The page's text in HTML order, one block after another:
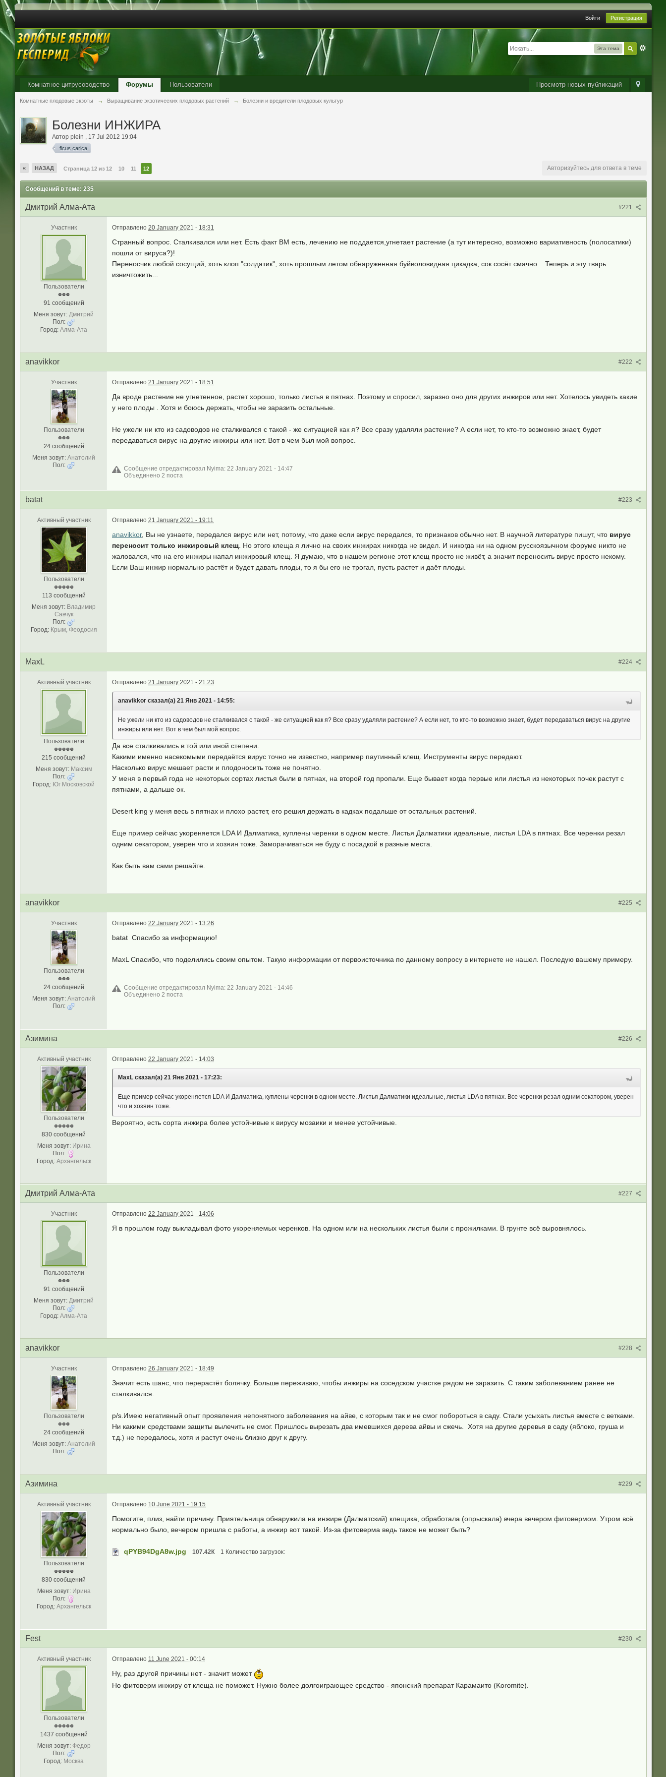
Войти Регистрация
Эта тема
Просмотр новых публикаций
Комнатное цитрусоводство Форумы Пользователи
Комнатные плодовые экзоты → Выращивание экзотических плодовых растений → Болезни и вредители плодовых культур
Болезни ИНЖИРА
Автор plein , 17 Jul 2012 19:04
ficus carica
« НАЗАД Страница 12 из 12 10 11 12 Авторизуйтесь для ответа в теме
Сообщений в теме: 235
#221
Дмитрий Алма-Ата
Участник
Пользователи
91 сообщений
Меня зовут: Дмитрий
Пол:
Город: Алма-Ата
Отправлено 20 January 2021 - 18:31
Странный вопрос. Сталкивался или нет. Есть факт ВМ есть, лечению не поддается,угнетает растение (а тут интересно, возможно вариативность (полосатики)
пошли от вируса?)!
Переносчик любой сосущий, хоть клоп "солдатик", хоть прошлым летом обнаруженная буйволовидная цикадка, сок сосёт смачно... Теперь и эту тварь
изничтожить...
#222
anavikkor
Участник
Пользователи
24 сообщений
Меня зовут: Анатолий
Пол:
Отправлено 21 January 2021 - 18:51
Да вроде растение не угнетенное, растет хорошо, только листья в пятнах. Поэтому и спросил, заразно оно для других инжиров или нет. Хотелось увидеть какие
у него плоды . Хотя и боюсь держать, чтобы не заразить остальные.
Не ужели ни кто из садоводов не сталкивался с такой - же ситуацией как я? Все сразу удаляли растение? А если нет, то кто-то возможно знает, будет
передаваться вирус на другие инжиры или нет. Вот в чем был мой вопрос.
Сообщение отредактировал Nyima: 22 January 2021 - 14:47
Объединено 2 поста
#223
batat
Активный участник
Пользователи
113 сообщений
Меня зовут: Владимир
Савчук
Пол:
Город: Крым, Феодосия
Отправлено 21 January 2021 - 19:11
anavikkor, Вы не узнаете, передался вирус или нет, потому, что даже если вирус передался, то признаков обычно нет. В научной литературе пишут, что вирус
переносит только инжировый клещ . Но этого клеща я лично на своих инжирах никогда не видел. И никогда ни на одном русскоязычном форуме никто не
жаловался, что на его инжиры напал инжировый клещ. Я думаю, что в нашем регионе этот клещ просто не живёт, а значит переносить вирус просто некому.
Если Ваш инжир нормально растёт и будет давать плоды, то я бы его не трогал, пусть растет и даёт плоды.
#224
MaxL
Активный участник
Пользователи
215 сообщений
Меня зовут: Максим
Пол:
Город: Юг Московской
Отправлено 21 January 2021 - 21:23
anavikkor сказал(а) 21 Янв 2021 - 14:55:
Не ужели ни кто из садоводов не сталкивался с такой - же ситуацией как я? Все сразу удаляли растение? А если нет, то кто-то возможно знает, будет передаваться вирус на другие
инжиры или нет. Вот в чем был мой вопрос.
Да все сталкивались в той или иной степени.
Какими именно насекомыми передаётся вирус точно не известно, например паутинный клещ. Инструменты вирус передают.
Насколько вирус мешает расти и плодоносить тоже не понятно.
У меня в первый года не некоторых сортах листья были в пятнах, на второй год пропали. Еще бывает когда первые или листья из некоторых почек растут с
пятнами, а дальше ок.
Desert king у меня весь в пятнах и плохо растет, его решил держать в кадках подальше от остальных растений.
Еще пример сейчас укореняется LDA И Далматика, куплены черенки в одном месте. Листья Далматики идеальные, листья LDA в пятнах. Все черенки резал
одним секатором, уверен что и хозяин тоже. Заморачиваться не буду с посадкой в разные места.
Как быть вам сами решайте.
#225
anavikkor
Участник
Пользователи
24 сообщений
Меня зовут: Анатолий
Пол:
Отправлено 22 January 2021 - 13:26
batat Спасибо за информацию!
MaxL Спасибо, что поделились своим опытом. Такую информации от первоисточника по данному вопросу в интернете не нашел. Последую вашему примеру.
Сообщение отредактировал Nyima: 22 January 2021 - 14:46
Объединено 2 поста
#226
Азимина
Активный участник
Пользователи
830 сообщений
Меня зовут: Ирина
Пол:
Город: Архангельск
Отправлено 22 January 2021 - 14:03
MaxL сказал(а) 21 Янв 2021 - 17:23:
Еще пример сейчас укореняется LDA И Далматика, куплены черенки в одном месте. Листья Далматики идеальные, листья LDA в пятнах. Все черенки резал одним секатором, уверен
что и хозяин тоже.
Вероятно, есть сорта инжира более устойчивые к вирусу мозаики и менее устойчивые.
#227
Дмитрий Алма-Ата
Участник
Пользователи
91 сообщений
Меня зовут: Дмитрий
Пол:
Город: Алма-Ата
Отправлено 22 January 2021 - 14:06
Я в прошлом году выкладывал фото укореняемых черенков. На одном или на нескольких листья были с прожилками. В грунте всё выровнялось.
#228
anavikkor
Участник
Пользователи
24 сообщений
Меня зовут: Анатолий
Пол:
Отправлено 26 January 2021 - 18:49
Значит есть шанс, что перерастёт болячку. Больше переживаю, чтобы инжиры на соседском участке рядом не заразить. С таким заболеванием ранее не
сталкивался.
p/s.Имею негативный опыт проявления непонятного заболевания на айве, с которым так и не смог побороться в саду. Стали усыхать листья вместе с ветками.
Ни какими средствами защиты вылечить не смог. Пришлось вырезать два имевшихся дерева айвы и сжечь. Хотя на другие деревья в саду (яблоко, груша и
т.д.) не передалось, хотя и растут очень близко друг к другу.
#229
Азимина
Активный участник
Пользователи
830 сообщений
Меня зовут: Ирина
Пол:
Город: Архангельск
Отправлено 10 June 2021 - 19:15
Помогите, плиз, найти причину. Приятельница обнаружила на инжире (Далматский) клещика, обработала (опрыскала) вчера вечером фитовермом. Утром всё
нормально было, вечером пришла с работы, а инжир вот такой. Из-за фитоверма ведь такое не может быть?
qPYB94DgA8w.jpg 107.42К 1 Количество загрузок:
#230
Fest
Активный участник
Пользователи
1437 сообщений
Меня зовут: Федор
Пол:
Город: Москва
Отправлено 11 June 2021 - 00:14
Ну, раз другой причины нет - значит может
Но фитоверм инжиру от клеща не поможет. Нужно более долгоиграющее средство - японский препарат Карамаито (Koromite).